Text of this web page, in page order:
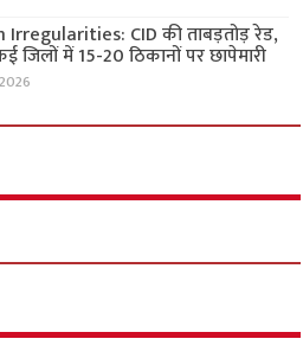
Irregularities: CID की ताबड़तोड़ रेड,
जिलों में 15-20 ठिकानों पर छापेमारी